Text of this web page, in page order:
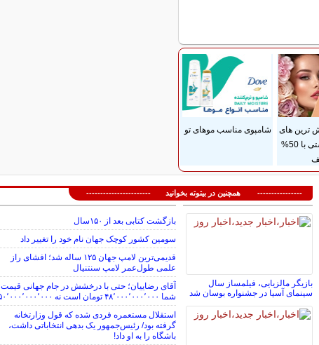
سایر خبرهای داغ
ترین های
آرایشی بهداشتی با 50%
شامپوی مناسب موهای تو
---------------- همچنین در بیتوته بخوانید -----------------------
بازیگر مالزیایی، فیلمساز سال
سینمای آسیا در جشنواره بوسان شد
بازگشت کتابی بعد از ۱۵۰سال
سومین کشور کوچک جهان نام خود را تغییر داد
قدیمی‌ترین لامپ جهان ۱۲۵ ساله شد؛ افشای راز
علمی طول‌عمر لامپ سنتنیال
آقای رضاییان؛ حتی با درخشش در جام جهانی قیمت
شما ۴۸٬۰۰۰٬۰۰۰٬۰۰۰ تومان است نه ۲۵۰٬۰۰۰٬۰۰۰٬۰۰۰
استقلال مستعمره فردی شده که قول وزارتخانه
گرفته بود/ رئیس‌جمهور یک بدهی انتخاباتی داشت،
باشگاه را به او داد!